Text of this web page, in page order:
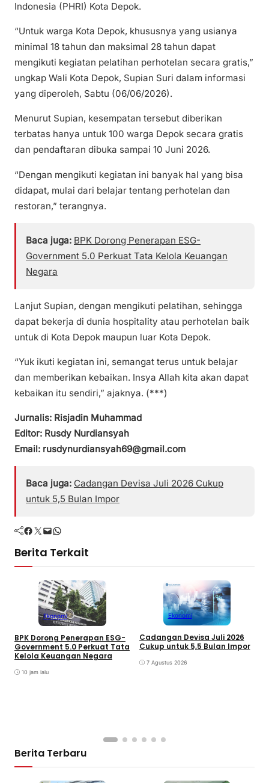
Indonesia (PHRI) Kota Depok.
“Untuk warga Kota Depok, khususnya yang usianya
minimal 18 tahun dan maksimal 28 tahun dapat
mengikuti kegiatan pelatihan perhotelan secara gratis,”
ungkap Wali Kota Depok, Supian Suri dalam informasi
yang diperoleh, Sabtu (06/06/2026).
Menurut Supian, kesempatan tersebut diberikan
terbatas hanya untuk 100 warga Depok secara gratis
dan pendaftaran dibuka sampai 10 Juni 2026.
“Dengan mengikuti kegiatan ini banyak hal yang bisa
didapat, mulai dari belajar tentang perhotelan dan
restoran,” terangnya.
Baca juga: BPK Dorong Penerapan ESG-
Government 5.0 Perkuat Tata Kelola Keuangan
Negara
Lanjut Supian, dengan mengikuti pelatihan, sehingga
dapat bekerja di dunia hospitality atau perhotelan baik
untuk di Kota Depok maupun luar Kota Depok.
“Yuk ikuti kegiatan ini, semangat terus untuk belajar
dan memberikan kebaikan. Insya Allah kita akan dapat
kebaikan itu sendiri,” ajaknya. (***)
Jurnalis: Risjadin Muhammad
Editor: Rusdy Nurdiansyah
Email: rusdynurdiansyah69@gmail.com
Baca juga: Cadangan Devisa Juli 2026 Cukup
untuk 5,5 Bulan Impor
Facebook Twitter Mail WhatsApp
Berita Terkait
Ekonomi
BPK Dorong Penerapan ESG-
Government 5.0 Perkuat Tata
Kelola Keuangan Negara
10 jam lalu
Ekonomi
Cadangan Devisa Juli 2026
Cukup untuk 5,5 Bulan Impor
7 Agustus 2026
Berita Terbaru